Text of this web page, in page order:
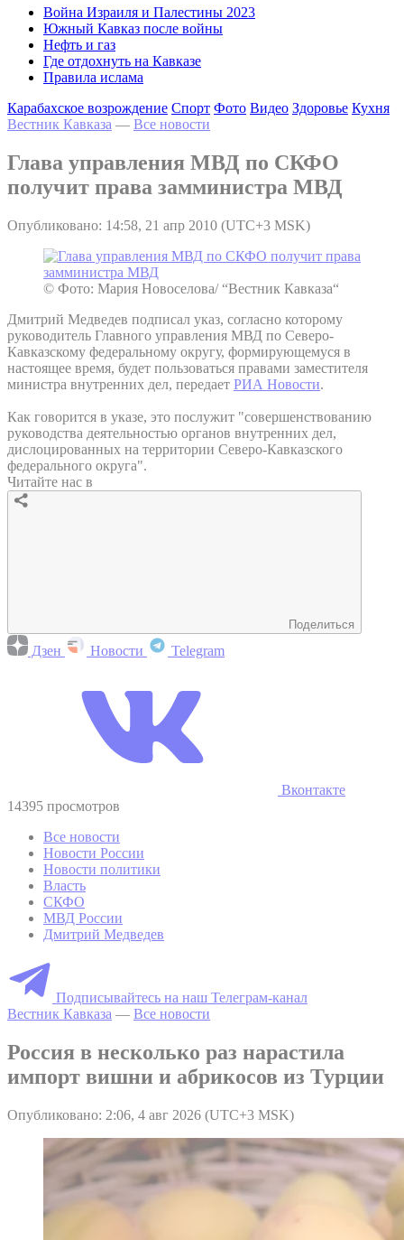
Война Израиля и Палестины 2023
Южный Кавказ после войны
Нефть и газ
Где отдохнуть на Кавказе
Правила ислама
Карабахское возрождение Спорт Фото Видео Здоровье Кухня
Вестник Кавказа — Все новости
Глава управления МВД по СКФО
получит права замминистра МВД
Опубликовано: 14:58, 21 апр 2010 (UTC+3 MSK)
© Фото: Мария Новоселова/ “Вестник Кавказа“
Дмитрий Медведев подписал указ, согласно которому
руководитель Главного управления МВД по Северо-
Кавказскому федеральному округу, формирующемуся в
настоящее время, будет пользоваться правами заместителя
министра внутренних дел, передает РИА Новости.
Как говорится в указе, это послужит "совершенствованию
руководства деятельностью органов внутренних дел,
дислоцированных на территории Северо-Кавказского
федерального округа".
Читайте нас в
Поделиться
Дзен Новости Telegram
Вконтакте
14395 просмотров
Все новости
Новости России
Новости политики
Власть
СКФО
МВД России
Дмитрий Медведев
Подписывайтесь на наш Телеграм-канал
Вестник Кавказа — Все новости
Россия в несколько раз нарастила
импорт вишни и абрикосов из Турции
Опубликовано: 2:06, 4 авг 2026 (UTC+3 MSK)